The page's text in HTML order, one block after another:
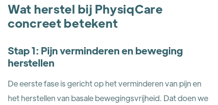
Wat herstel bij PhysiqCare
concreet betekent
Stap 1: Pijn verminderen en beweging
herstellen
De eerste fase is gericht op het verminderen van pijn en
het herstellen van basale bewegingsvrijheid. Dat doen we